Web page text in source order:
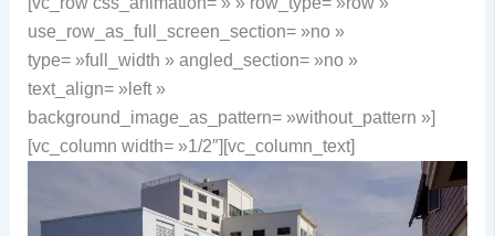
use_row_as_full_screen_section= »no »
type= »full_width » angled_section= »no »
text_align= »left »
background_image_as_pattern= »without_pattern »]
[vc_column width= »1/2″][vc_column_text]